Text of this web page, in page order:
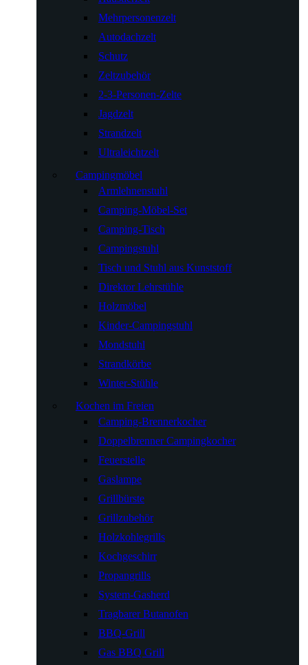
Mehrpersonenzelt
Autodachzelt
Schutz
Zeltzubehör
2-3-Personen-Zelte
Jagdzelt
Strandzelt
Ultraleichtzelt
Campingmöbel
Armlehnenstuhl
Camping-Möbel-Set
Camping-Tisch
Campingstuhl
Tisch und Stuhl aus Kunststoff
Direktor Lehrstühle
Holzmöbel
Kinder-Campingstuhl
Mondstuhl
Strandkörbe
Winter-Stühle
Kochen im Freien
Camping-Brennerkocher
Doppelbrenner Campingkocher
Feuerstelle
Gaslampe
Grillbürste
Grillzubehör
Holzkohlegrills
Kochgeschirr
Propangrills
System-Gasherd
Tragbarer Butanofen
BBQ-Grill
Gas BBQ Grill